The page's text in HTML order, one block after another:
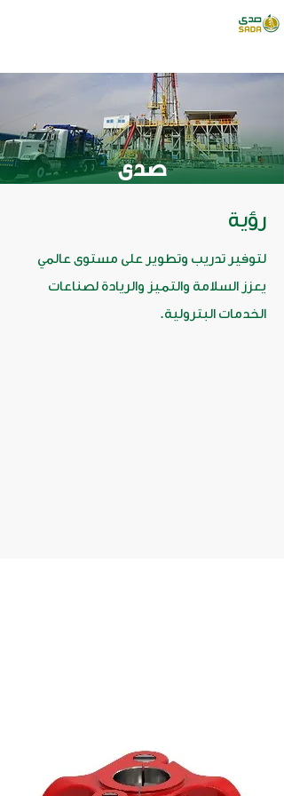
صدى
رؤية
لتوفير تدريب وتطوير على مستوى عالمي
يعزز السلامة والتميز والريادة لصناعات
الخدمات البترولية.